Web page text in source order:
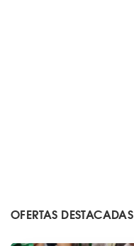
OFERTAS DESTACADAS